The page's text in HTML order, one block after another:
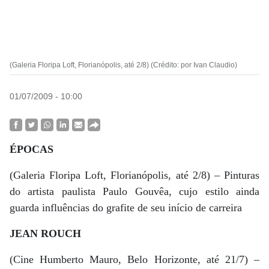
(Galeria Floripa Loft, Florianópolis, até 2/8) (Crédito: por Ivan Claudio)
01/07/2009 - 10:00
ÉPOCAS
(Galeria Floripa Loft, Florianópolis, até 2/8) – Pinturas
do artista paulista Paulo Gouvêa, cujo estilo ainda
guarda influências do grafite de seu início de carreira
JEAN ROUCH
(Cine Humberto Mauro, Belo Horizonte, até 21/7) –